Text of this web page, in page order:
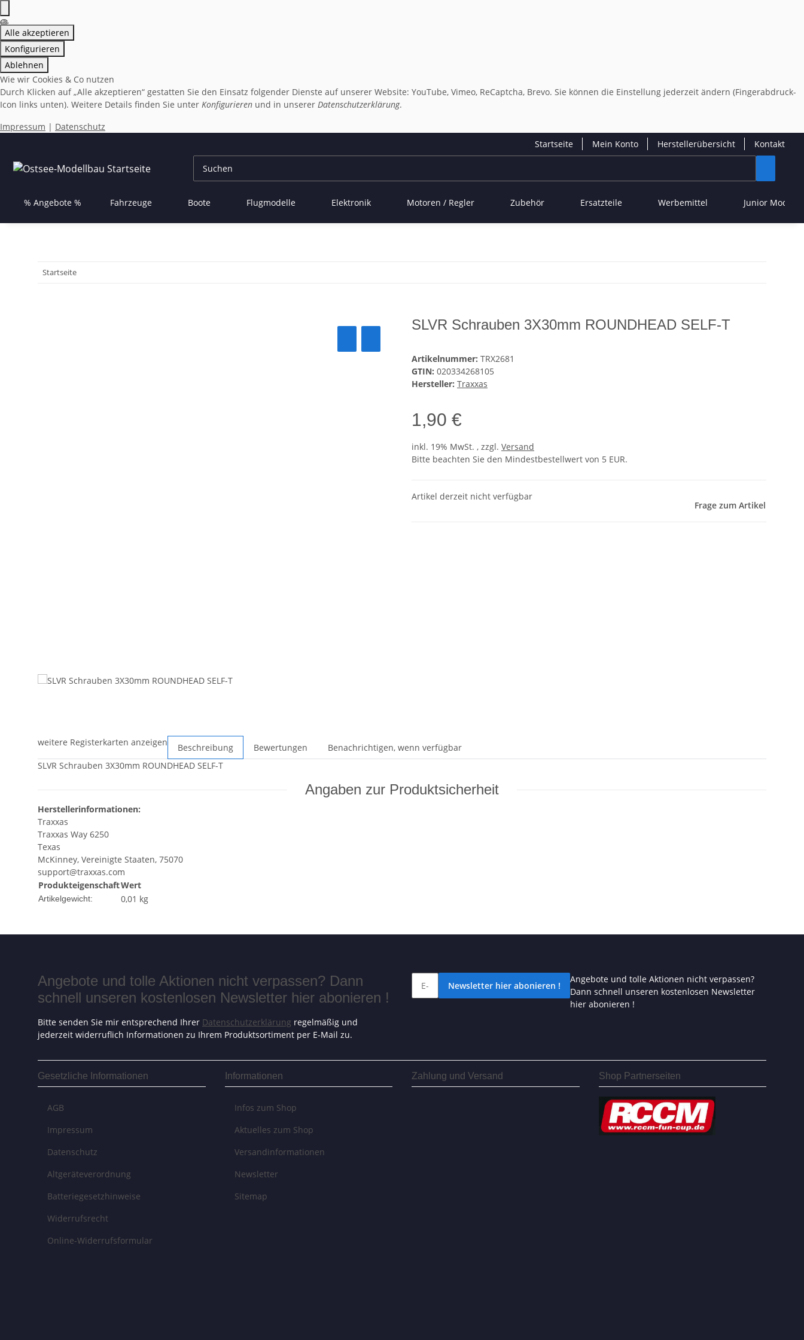
Alle akzeptieren
Konfigurieren
Ablehnen
Wie wir Cookies & Co nutzen
Durch Klicken auf „Alle akzeptieren“ gestatten Sie den Einsatz folgender Dienste auf unserer Website: YouTube, Vimeo, ReCaptcha, Brevo. Sie können die Einstellung jederzeit ändern (Fingerabdruck-
Icon links unten). Weitere Details finden Sie unter Konfigurieren und in unserer Datenschutzerklärung.
Impressum | Datenschutz
Startseite
Mein Konto Herstellerübersicht Kontakt
% Angebote % Fahrzeuge Boote Flugmodelle Elektronik Motoren / Regler Zubehör Ersatzteile Werbemittel Junior
Startseite
SLVR Schrauben 3X30mm ROUNDHEAD SELF-T
Artikelnummer: TRX2681
GTIN: 020334268105
Hersteller: Traxxas
1,90 €
inkl. 19% MwSt. , zzgl. Versand
Bitte beachten Sie den Mindestbestellwert von 5 EUR.
Artikel derzeit nicht verfügbar
Frage zum Artikel
weitere Registerkarten anzeigen Beschreibung Bewertungen
Benachrichtigen, wenn verfügbar
SLVR Schrauben 3X30mm ROUNDHEAD SELF-T
Angaben zur Produktsicherheit
Herstellerinformationen:
Traxxas
Traxxas Way 6250
Texas
McKinney, Vereinigte Staaten, 75070
support@traxxas.com
ProdukteigenschaftWert
Artikelgewicht: 0,01 kg
Angebote und tolle Aktionen nicht verpassen? Dann
schnell unseren kostenlosen Newsletter hier abonieren !
Bitte senden Sie mir entsprechend Ihrer Datenschutzerklärung regelmäßig und
jederzeit widerruflich Informationen zu Ihrem Produktsortiment per E-Mail zu.
Newsletter hier abonieren !
Angebote und tolle Aktionen nicht verpassen?
Dann schnell unseren kostenlosen Newsletter
hier abonieren !
Gesetzliche Informationen
AGB
Impressum
Datenschutz
Altgeräteverordnung
Batteriegesetzhinweise
Widerrufsrecht
Online-Widerrufsformular
Informationen
Infos zum Shop
Aktuelles zum Shop
Versandinformationen
Newsletter
Sitemap
Zahlung und Versand Shop Partnerseiten